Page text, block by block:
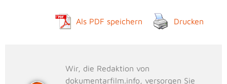
Als PDF speichern Drucken
Wir, die Redaktion von
dokumentarfilm.info, versorgen Sie